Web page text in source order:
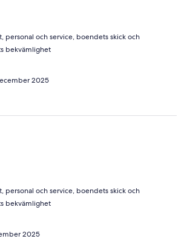
personal och service, boendets skick och
bekvämlighet
2025
personal och service, boendets skick och
bekvämlighet
2025